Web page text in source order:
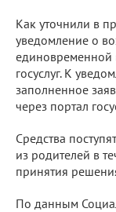
Как уточнили в
уведомление о
единовременной
госуслуг. К
заполненное
через портал
Средства
из родителей в
принятия
По данным